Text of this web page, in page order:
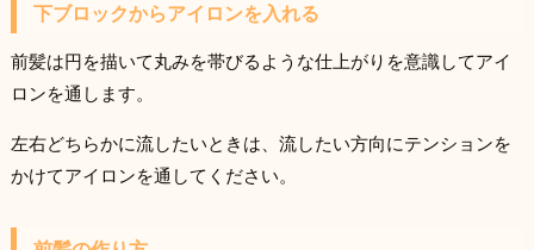
下ブロックからアイロンを入れる
前髪は円を描いて丸みを帯びるような仕上がりを意識してアイ
ロンを通します。
左右どちらかに流したいときは、流したい方向にテンションを
かけてアイロンを通してください。